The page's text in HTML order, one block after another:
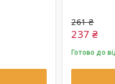
261 ₴
237 ₴
Готово до